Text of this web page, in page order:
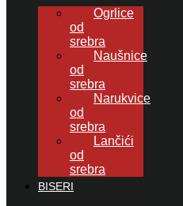
Ogrlice
od
srebra
Naušnice
od
srebra
Narukvice
od
srebra
Lančići
od
srebra
BISERI